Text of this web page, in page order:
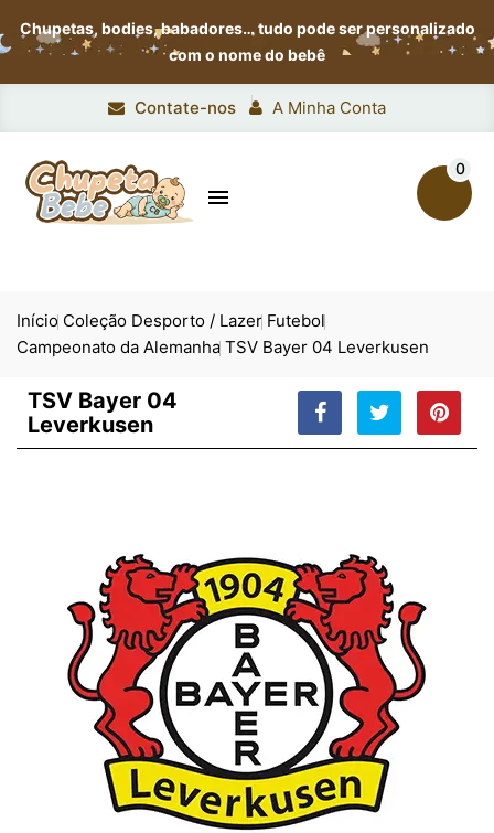
Chupetas, bodies, babadores…tudo pode ser personalizado
com o nome do bebê
Contate-nos A Minha Conta

0
Início Coleção Desporto / Lazer Futebol
Campeonato da Alemanha TSV Bayer 04 Leverkusen
TSV Bayer 04
Leverkusen